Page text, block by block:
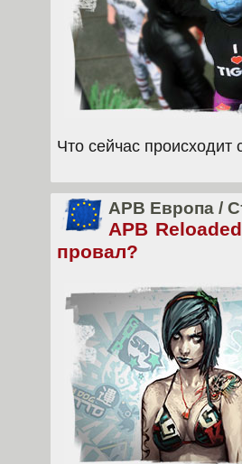
Что сейчас происходит
APB Европа /
APB
провал?